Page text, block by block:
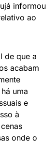
informou
ao
de que a
acabam
uma
e
à
onde o